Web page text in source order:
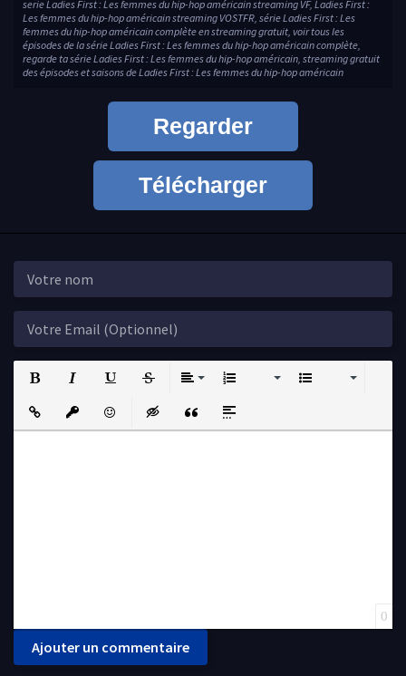
serie Ladies First : Les femmes du hip-hop américain streaming VF, Ladies First :
Les femmes du hip-hop américain streaming VOSTFR, série Ladies First : Les
femmes du hip-hop américain complète en streaming gratuit, voir tous les
épisodes de la série Ladies First : Les femmes du hip-hop américain complète,
regarde ta série Ladies First : Les femmes du hip-hop américain, streaming gratuit
des épisodes et saisons de Ladies First : Les femmes du hip-hop américain
Regarder
Télécharger
Insert LinkInsert protected link
EmoticonsInsert hidden text
Insert QuoteInsert spoiler
0
Ajouter un commentaire